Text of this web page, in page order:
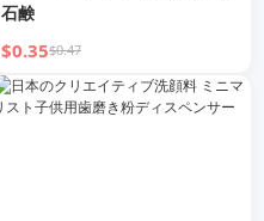
石鹸
$0.35$0.47